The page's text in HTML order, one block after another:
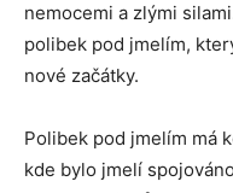
nemocemi a zlými
polibek pod jmelím,
nové začátky.
Polibek pod jmelím má
kde bylo jmelí